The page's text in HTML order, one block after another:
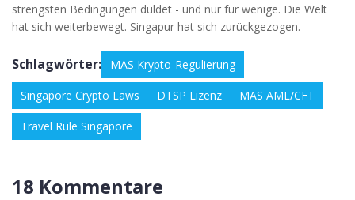
strengsten Bedingungen duldet - und nur für wenige. Die Welt
hat sich weiterbewegt. Singapur hat sich zurückgezogen.
Schlagwörter: MAS Krypto-Regulierung
Singapore Crypto Laws DTSP Lizenz MAS AML/CFT
Travel Rule Singapore
18 Kommentare